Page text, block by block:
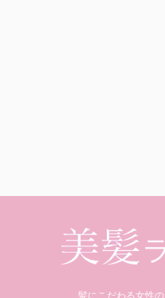
髪にこだわる女性